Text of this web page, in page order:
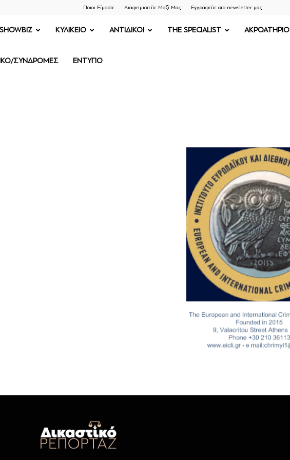
Ποιοι Είμαστε Διαφημιστείτε Μαζί Μας Εγγραφείτε στο newsletter μας
SHOWBIZ ΚΥΛΙΚΕΙΟ ΑΝΤΙΔΙΚΟΙ THE SPECIALIST ΑΚΡΟΑΤΗΡΙΟ
ΣΥΝΔΡΟΜΕΣ ΕΝΤΥΠΟ